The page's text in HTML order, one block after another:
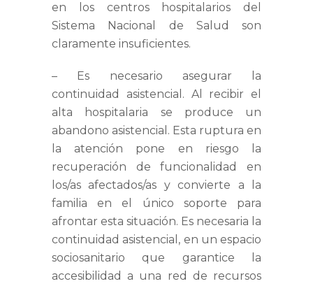
en los centros hospitalarios del
Sistema Nacional de Salud son
claramente insuficientes.
–
Es necesario asegurar la
continuidad asistencial. Al recibir el
alta hospitalaria se produce un
abandono asistencial. Esta ruptura en
la atención pone en riesgo la
recuperación de funcionalidad en
los/as afectados/as y convierte a la
familia en el único soporte para
afrontar esta situación. Es necesaria la
continuidad asistencial, en un espacio
sociosanitario que garantice la
accesibilidad a una red de recursos